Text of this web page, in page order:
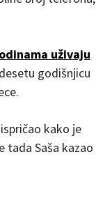
uživaju
godišnjicu
kako je
tada Saša kazao